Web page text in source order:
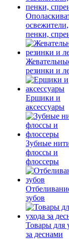
освежители,
пенки,
резинки и
Ершики и
аксессуары
Зубные
флоссы и
флоссеры
зубов
Товары для
за деснами